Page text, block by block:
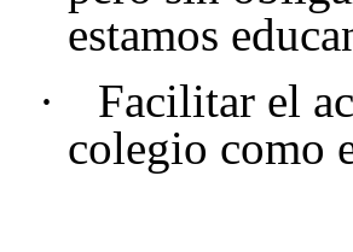
estamos
·
Facilitar el
colegio como